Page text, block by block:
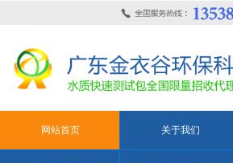
网站首页 关于我们